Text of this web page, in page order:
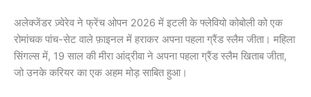
अलेक्जेंडर ज़्वेरेव ने फ्रेंच ओपन 2026 में इटली के फ्लेवियो कोबोली को एक
रोमांचक पांच-सेट वाले फ़ाइनल में हराकर अपना पहला ग्रैंड स्लैम जीता। महिला
सिंगल्स में, 19 साल की मीरा आंद्रीवा ने अपना पहला ग्रैंड स्लैम खिताब जीता,
जो उनके करियर का एक अहम मोड़ साबित हुआ।